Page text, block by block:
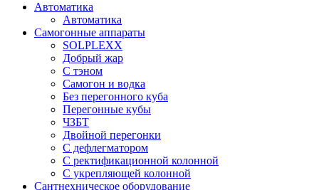
Автоматика
Автоматика
Самогонные аппараты
SOLPLEXX
Добрый жар
С тэном
Самогон и водка
Без перегонного куба
Перегонные кубы
ЧЗБТ
Двойной перегонки
С дефлегматором
С ректификационной колонной
С укрепляющей колонной
Сантнехническое оборудование